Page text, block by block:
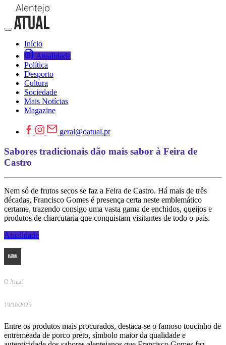
Início
Atualidade
Política
Desporto
Cultura
Sociedade
Mais Notícias
Magazine
geral@oatual.pt
Sabores tradicionais dão mais sabor à Feira de
Castro
Nem só de frutos secos se faz a Feira de Castro. Há mais de três
décadas, Francisco Gomes é presença certa neste emblemático
certame, trazendo consigo uma vasta gama de enchidos, queijos e
produtos de charcutaria que conquistam visitantes de todo o país.
Atualidade
O Atual
19/10/2025
Entre os produtos mais procurados, destaca-se o famoso toucinho de
entremeada de porco preto, símbolo maior da qualidade e